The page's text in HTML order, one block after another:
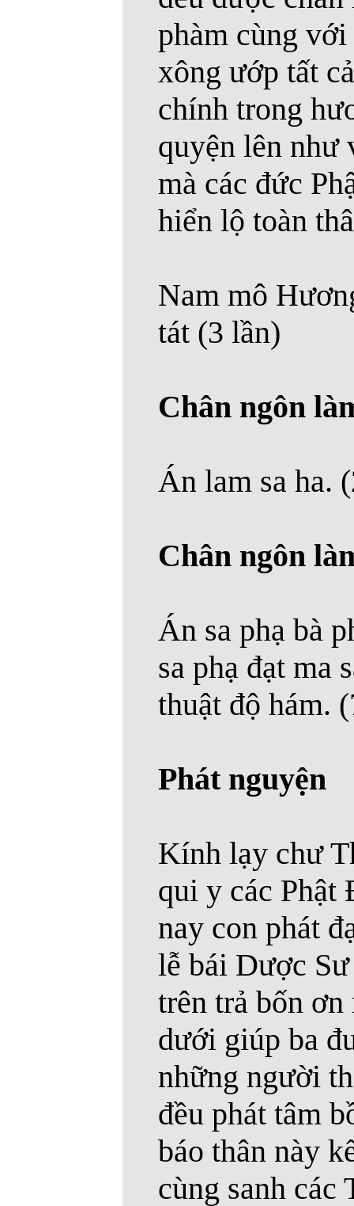
phàm cùng với
xông ướp tất
chính trong
quyện lên như
mà các đức
hiển lộ toàn
Nam mô
tát (3 lần)
Chân ngôn
Án lam sa ha.
Chân ngôn
Án sa phạ bà
sa phạ đạt ma
thuật độ hám.
Phát nguyện
Kính lạy chư
qui y các Phật
nay con phát
lễ bái Dược Sư
trên trả bốn ơn
dưới giúp ba
những người
đều phát tâm
báo thân này
cùng sanh các